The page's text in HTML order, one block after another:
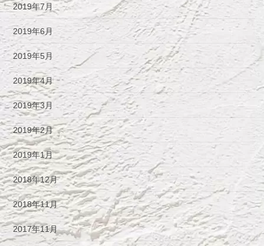
2019年7月
2019年6月
2019年5月
2019年4月
2019年3月
2019年2月
2019年1月
2018年12月
2018年11月
2017年11月